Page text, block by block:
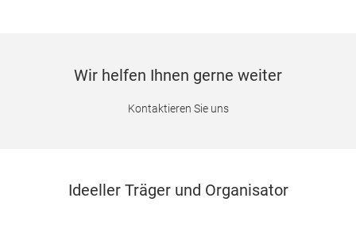
Wir helfen Ihnen gerne weiter
Kontaktieren Sie uns
Ideeller Träger und Organisator